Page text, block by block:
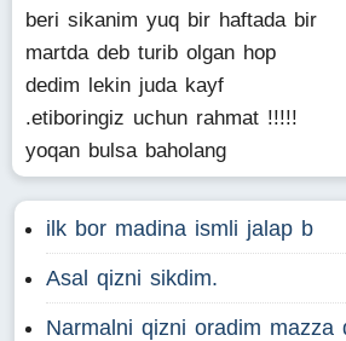
beri sikanim yuq bir haftada bir
martda deb turib olgan hop
dedim lekin juda kayf
.etiboringiz uchun rahmat !!!!!
yoqan bulsa baholang
ilk bor madina ismli jalap b
Asal qizni sikdim.
Narmalni qizni oradim mazza